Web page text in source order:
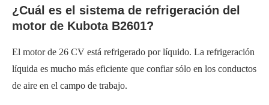
¿Cuál es el sistema de refrigeración del
motor de Kubota B2601?
El motor de 26 CV está refrigerado por líquido. La refrigeración
líquida es mucho más eficiente que confiar sólo en los conductos
de aire en el campo de trabajo.